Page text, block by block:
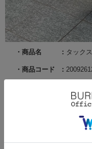
商品名 タック
商品コード
グレー